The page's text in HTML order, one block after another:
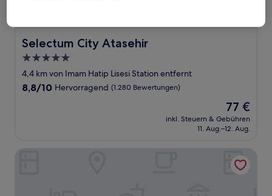
Selectum City Atasehir
Selectum City Atasehir
5.0-
Sterne-
Unterkunft
4,4 km von Imam Hatip Lisesi Station entfernt
8.8
8,8/10 Hervorragend (1.280 Bewertungen)
Der
Preis
beträgt
77 €
inkl. Steuern & Gebühren
11. Aug.–12. Aug.